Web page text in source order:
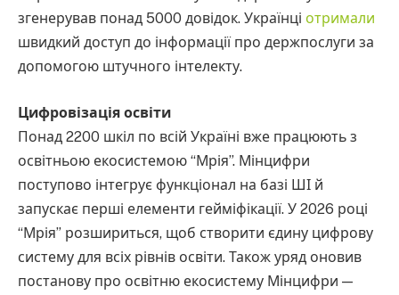
згенерував понад 5000 довідок. Українці отримали
швидкий доступ до інформації про держпослуги за
допомогою штучного інтелекту.
Цифровізація освіти
Понад 2200 шкіл по всій Україні вже працюють з
освітньою екосистемою “Мрія”. Мінцифри
поступово інтегрує функціонал на базі ШІ й
запускає перші елементи гейміфікації. У 2026 році
“Мрія” розшириться, щоб створити єдину цифрову
систему для всіх рівнів освіти. Також уряд оновив
постанову про освітню екосистему Мінцифри —